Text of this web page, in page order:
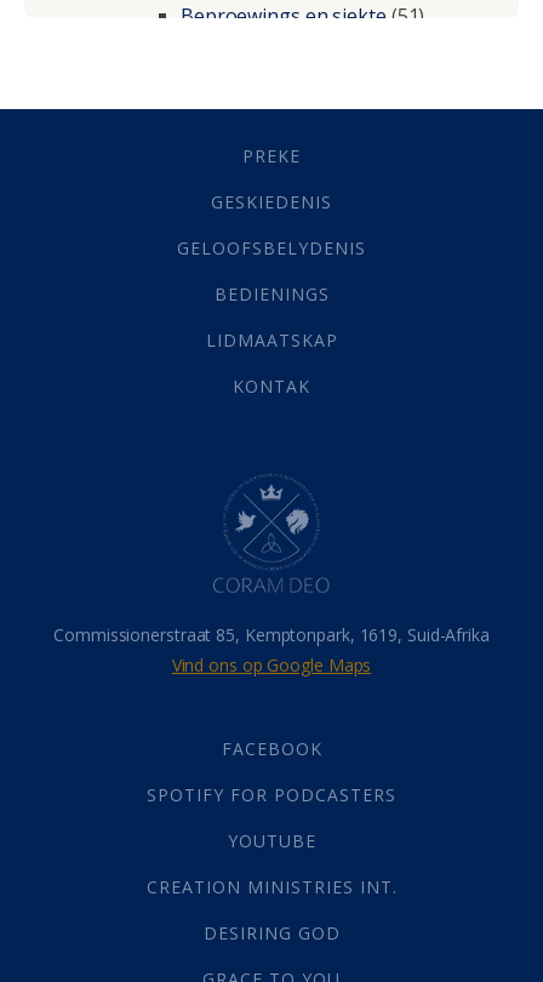
Beproewings en siekte(51)
Geestelike Groei(10)
(21)
Grys Areas(4)
Lewensdoel(3)
Selfondersoek(1)
Werk(22)
(142)
Hemel (31)
Israel (14)
Millennium(1)
Oordeelsdag(19)
Verheerlikte liggaam
Wederkoms
(27)
Gebed(87)
Die Onse Vader(12)
God(392)
Afgode(23)
Almag(1)
Alomteenwoordig
PREKE
GESKIEDENIS
GELOOFSBELYDENIS
BEDIENINGS
LIDMAATSKAP
KONTAK
Commissionerstraat 85, Kemptonpark, 1619, Suid-Afrika
Vind ons op Google Maps
FACEBOOK
SPOTIFY FOR PODCASTERS
YOUTUBE
CREATION MINISTRIES INT.
DESIRING GOD